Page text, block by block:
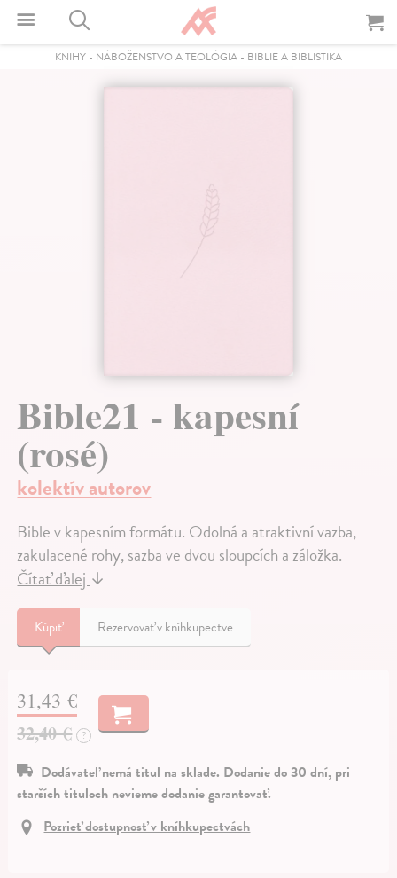
KNIHY - NÁBOŽENSTVO A TEOLÓGIA - BIBLIE A BIBLISTIKA
Bible21 - kapesní
(rosé)
kolektív autorov
Bible v kapesním formátu. Odolná a atraktivní vazba,
zakulacené rohy, sazba ve dvou sloupcích a záložka.
Čítať ďalej↓
Kúpiť Rezervovať v kníhkupectve
31,43 €
32,40 € ?
Dodávateľ nemá titul na sklade. Dodanie do 30 dní, pri
starších tituloch nevieme dodanie garantovať.
Pozrieť dostupnosť v kníhkupectvách